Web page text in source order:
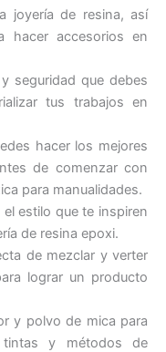
joyería de resina, así
hacer accesorios en
seguridad que debes
tus trabajos en
hacer los mejores
de comenzar con
para manualidades.
estilo que te inspiren
de resina epoxi.
de mezclar y verter
lograr un producto
y polvo de mica para
tintas y métodos de